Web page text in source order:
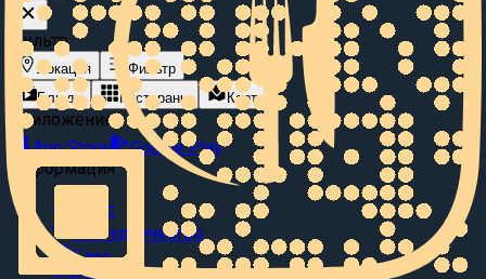
Фильтр
Локация
Фильтр
Блюда
Рестораны Карта
Приложение
App Store
Google Play
Информация
О нас
Сотрудничество
Блог